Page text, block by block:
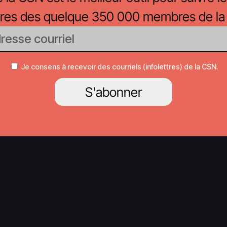
des quelque 350 000 membres de la
Je consens à recevoir des courriels (infolettres) de la CSN.
S'abonner